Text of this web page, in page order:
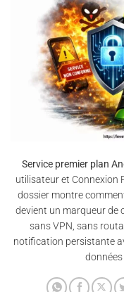
Service premier plan
utilisateur et Connexion
dossier montre
devient un marqueur de
sans VPN, sans
notification persistante
données